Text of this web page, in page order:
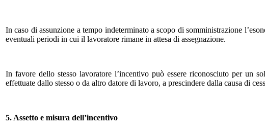
In caso di assunzione a tempo indeterminato a scopo di somministrazione
eventuali periodi in cui il lavoratore rimane in attesa di assegnazione.
In favore dello stesso lavoratore l’incentivo può essere riconosciuto per un
effettuate dallo stesso o da altro datore di lavoro, a prescindere dalla causa di
5. Assetto e misura dell’incentivo